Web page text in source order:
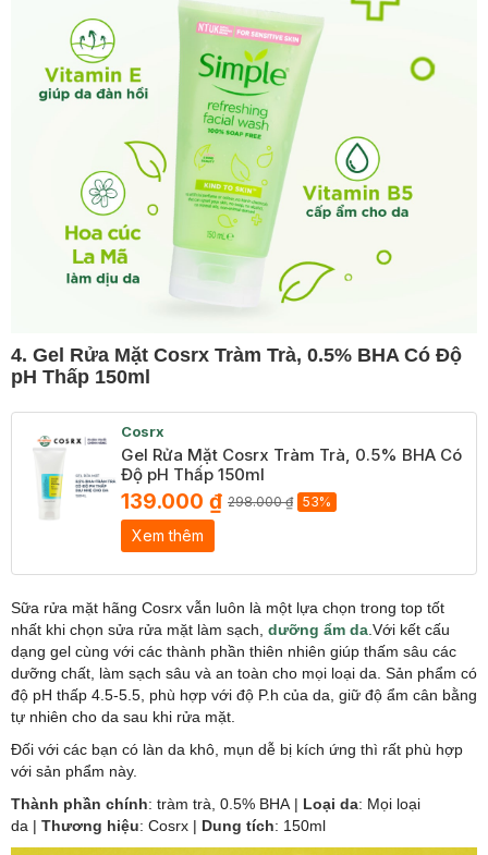
4. Gel Rửa Mặt Cosrx Tràm Trà, 0.5% BHA Có Độ
pH Thấp 150ml
Cosrx
Gel Rửa Mặt Cosrx Tràm Trà, 0.5% BHA Có
Độ pH Thấp 150ml
139.000 ₫ 298.000 ₫ 53%
Xem thêm
Sữa rửa mặt hãng Cosrx vẫn luôn là một lựa chọn trong top tốt
nhất khi chọn sửa rửa mặt làm sạch, dưỡng ẩm da .Với kết cấu
dạng gel cùng với các thành phần thiên nhiên giúp thấm sâu các
dưỡng chất, làm sạch sâu và an toàn cho mọi loại da. Sản phẩm có
độ pH thấp 4.5-5.5, phù hợp với độ P.h của da, giữ độ ẩm cân bằng
tự nhiên cho da sau khi rửa mặt.
Đối với các bạn có làn da khô, mụn dễ bị kích ứng thì rất phù hợp
với sản phẩm này.
Thành phần chính: tràm trà, 0.5% BHA | Loại da: Mọi loại
da | Thương hiệu: Cosrx | Dung tích: 150ml